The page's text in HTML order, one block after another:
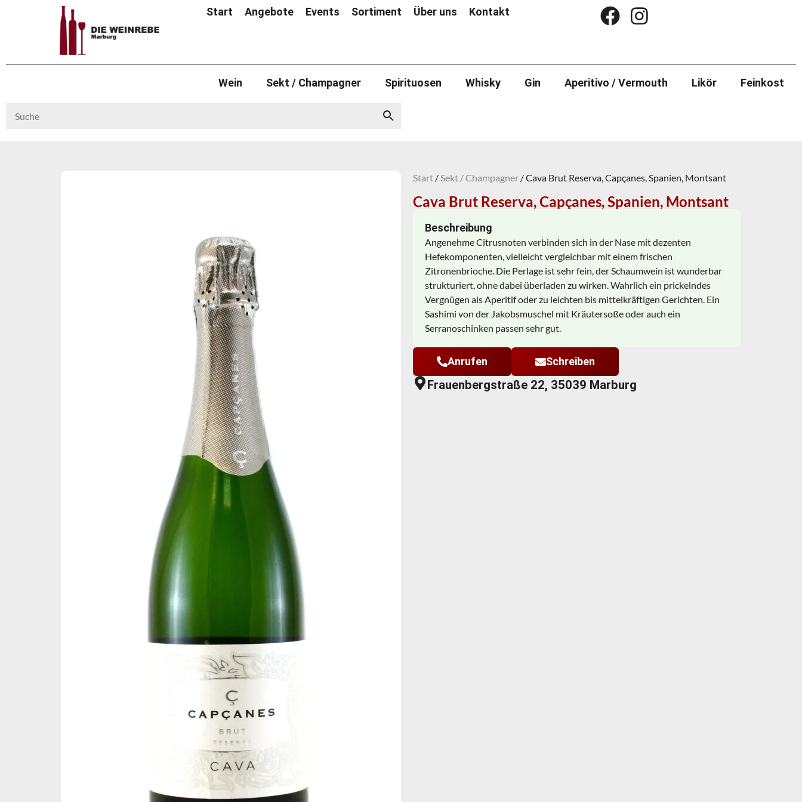
Start Angebote Events Sortiment Über uns Kontakt
Wein Sekt / Champagner Spirituosen Whisky Gin Aperitivo / Vermouth Likör Feinkost
Start /Sekt / Champagner / Cava Brut Reserva, Capçanes, Spanien, Montsant
Cava Brut Reserva, Capçanes, Spanien, Montsant
Beschreibung
Angenehme Citrusnoten verbinden sich in der Nase mit dezenten
Hefekomponenten, vielleicht vergleichbar mit einem frischen
Zitronenbrioche. Die Perlage ist sehr fein, der Schaumwein ist wunderbar
strukturiert, ohne dabei überladen zu wirken. Wahrlich ein prickelndes
Vergnügen als Aperitif oder zu leichten bis mittelkräftigen Gerichten. Ein
Sashimi von der Jakobsmuschel mit Kräutersoße oder auch ein
Serranoschinken passen sehr gut.
Anrufen Schreiben
Frauenbergstraße 22, 35039 Marburg